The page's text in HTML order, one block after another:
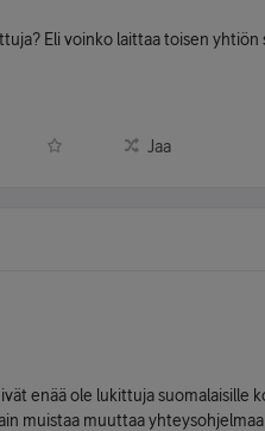
Eli voinko laittaa toisen
Jaa
enää ole lukittuja suomalaisille
muistaa muuttaa